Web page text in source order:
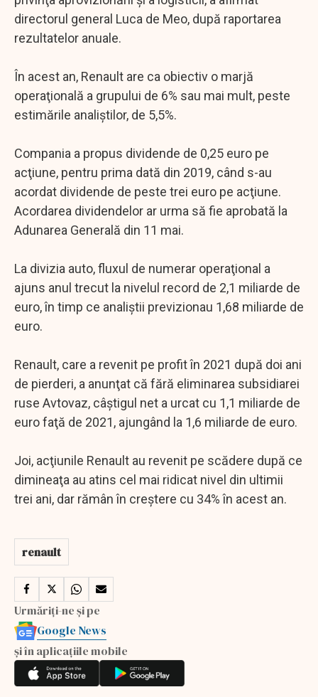
directorul general Luca de Meo, după raportarea
rezultatelor anuale.
În acest an, Renault are ca obiectiv o marjă
operaţională a grupului de 6% sau mai mult, peste
estimările analiştilor, de 5,5%.
Compania a propus dividende de 0,25 euro pe
acţiune, pentru prima dată din 2019, când s-au
acordat dividende de peste trei euro pe acţiune.
Acordarea dividendelor ar urma să fie aprobată la
Adunarea Generală din 11 mai.
La divizia auto, fluxul de numerar operaţional a
ajuns anul trecut la nivelul record de 2,1 miliarde de
euro, în timp ce analiştii previzionau 1,68 miliarde de
euro.
Renault, care a revenit pe profit în 2021 după doi ani
de pierderi, a anunţat că fără eliminarea subsidiarei
ruse Avtovaz, câştigul net a urcat cu 1,1 miliarde de
euro faţă de 2021, ajungând la 1,6 miliarde de euro.
Joi, acţiunile Renault au revenit pe scădere după ce
dimineaţa au atins cel mai ridicat nivel din ultimii
trei ani, dar rămân în creştere cu 34% în acest an.
renault
Urmăriți-ne și pe
Google News
și în aplicațiile mobile